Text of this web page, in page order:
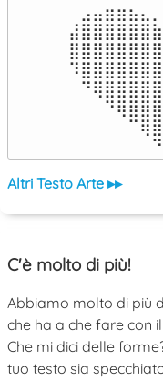
Altri Testo Arte ▸▸
C'è molto di più!
Abbiamo molto di più
che ha a che fare con
Che mi dici delle
tuo testo sia